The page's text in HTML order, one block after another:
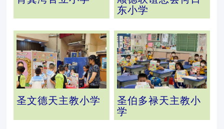
东小学
圣文德天主教小学
圣伯多禄天主教小
学